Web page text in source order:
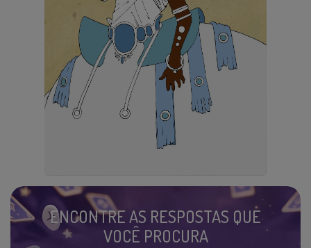
ENCONTRE AS RESPOSTAS QUE
VOCÊ PROCURA